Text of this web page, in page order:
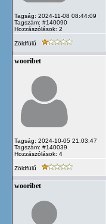
Tagság: 2024-11-08 08:44:09
Tagszám: #140090
Hozzászólások: 2
Zöldfülű
wooribet
Tagság: 2024-10-05 21:03:47
Tagszám: #140039
Hozzászólások: 4
Zöldfülű
wooribet